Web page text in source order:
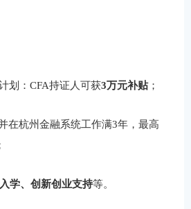
划：CFA持证人可获3万元补贴；
在杭州金融系统工作满3年，最高
学、创新创业支持等。